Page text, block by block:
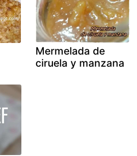
Mermelada de
ciruela y manzana